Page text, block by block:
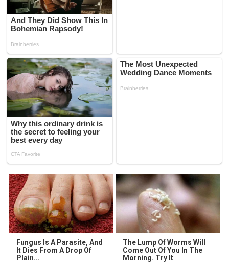
Fungus Is A Parasite, And
It Dies From A Drop Of
Plain...
The Lump Of Worms Will
Come Out Of You In The
Morning. Try It